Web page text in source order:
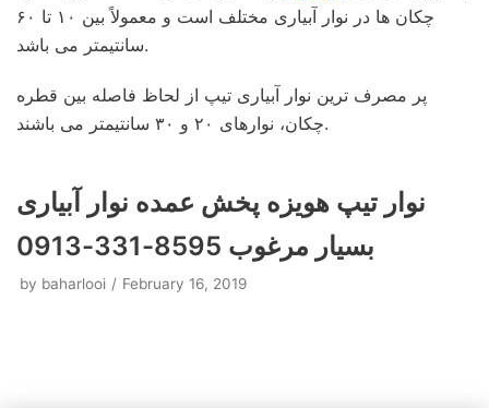
چکان ها در نوار آبیاری مختلف است و معمولاً بین ۱۰ تا ۶۰
سانتیمتر می باشد.
پر مصرف ترین نوار آبیاری تیپ از لحاظ فاصله بین قطره
چکان، نوارهای ۲۰ و ۳۰ سانتیمتر می باشند.
نوار تیپ هویزه پخش عمده نوار آبیاری
بسیار مرغوب 8595-331-0913
by baharlooi February 16, 2019